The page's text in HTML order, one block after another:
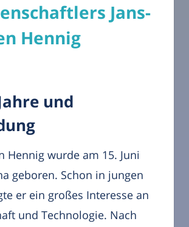
Jans-
Hennig
und
Hennig wurde am 15. Juni
geboren. Schon in jungen
er ein großes Interesse an
und Technologie. Nach